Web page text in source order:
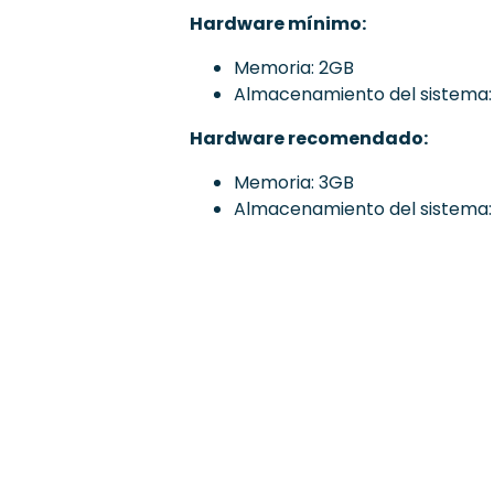
Hardware mínimo:
Memoria: 2GB
Almacenamiento del sistema:
Hardware recomendado:
Memoria: 3GB
Almacenamiento del sistema: